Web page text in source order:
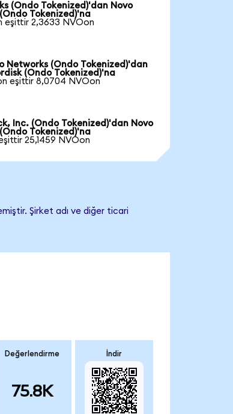
(Ondo Tokenized)'dan Novo
Tokenized)'na
eşittir 2,3633 NVOon
Networks (Ondo Tokenized)'dan
(Ondo Tokenized)'na
eşittir 8,0704 NVOon
Inc. (Ondo Tokenized)'dan Novo
Tokenized)'na
25,1459 NVOon
Şirket adı ve diğer ticari
Değerlendirme
75.8K
İndir